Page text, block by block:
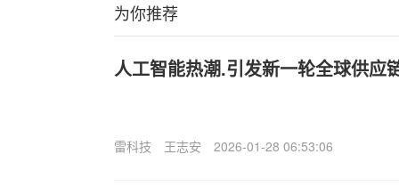
为你推荐
人工智能热潮.引发新一轮全球供应
雷科技 王志安 2026-01-28 06:53:06